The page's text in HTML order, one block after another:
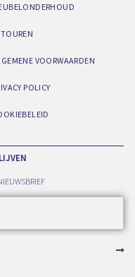
VOORWAARDEN
POLICY